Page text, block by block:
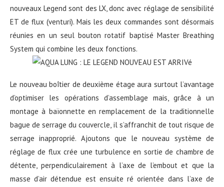
nouveaux Legend sont des LX, donc avec réglage de sensibilité
ET de flux (venturi). Mais les deux commandes sont désormais
réunies en un seul bouton rotatif baptisé Master Breathing
System qui combine les deux fonctions.
Le nouveau boîtier de deuxième étage aura surtout l’avantage
d’optimiser les opérations d’assemblage mais, grâce à un
montage à baïonnette en remplacement de la traditionnelle
bague de serrage du couvercle, il s’affranchit de tout risque de
serrage inapproprié. Ajoutons que le nouveau système de
réglage de flux crée une turbulence en sortie de chambre de
détente, perpendiculairement à l’axe de l’embout et que la
masse d’air détendue est ensuite ré orientée dans l’axe de